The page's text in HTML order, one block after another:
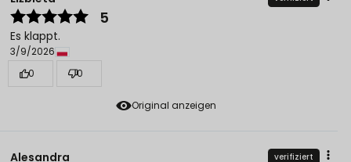
Original anzeigen
5
Es klappt.
3/9/2026
0
0
Alesandra verifiziert